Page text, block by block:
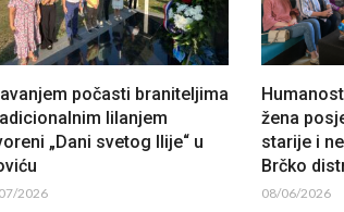
počasti braniteljima
lilanjem
„Dani svetog Ilije“ u
2026
žena
starije i
Brčko
08/06/2026